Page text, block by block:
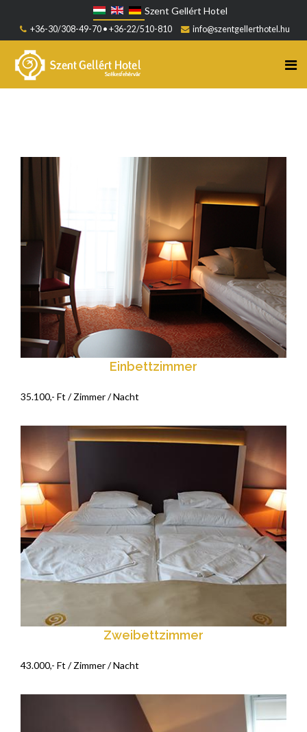
Szent Gellért Hotel
+36-30/308-49-70 • +36-22/510-810 info@szentgellerthotel.hu
Einbettzimmer
35.100,- Ft / Zimmer / Nacht
Zweibettzimmer
43.000,- Ft / Zimmer / Nacht